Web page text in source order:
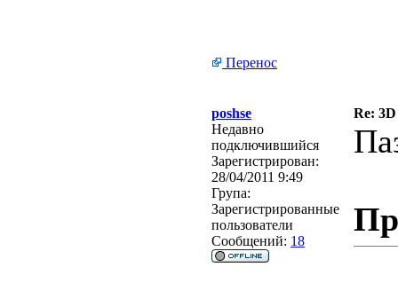
Перенос
poshse
Re:
Недавно
подключившийся
Зарегистрирован:
28/04/2011 9:49
Група:
Зарегистрированные
пользователи
Сообщений: 18